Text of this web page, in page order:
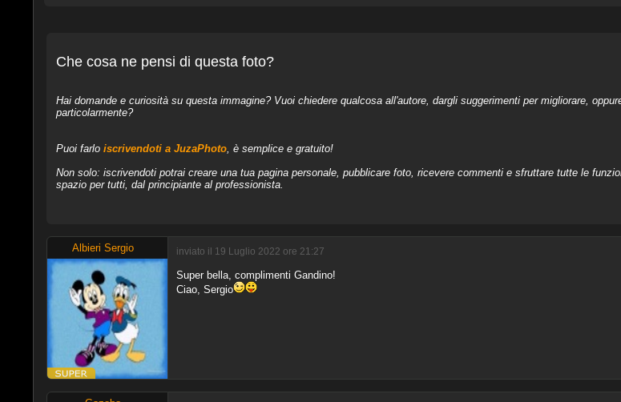
Che cosa ne pensi di questa foto?
Hai domande e curiosità su questa immagine? Vuoi chiedere qualcosa all'autore, dargli suggerimenti per migliorare,
particolarmente?
Puoi farlo iscrivendoti a JuzaPhoto, è semplice e gratuito!
Non solo: iscrivendoti potrai creare una tua pagina personale, pubblicare foto, ricevere commenti e sfruttare tutte le
spazio per tutti, dal principiante al professionista.
Albieri Sergio inviato il 19 Luglio 2022 ore 21:27
Super bella, complimenti Gandino!
Ciao, Sergio